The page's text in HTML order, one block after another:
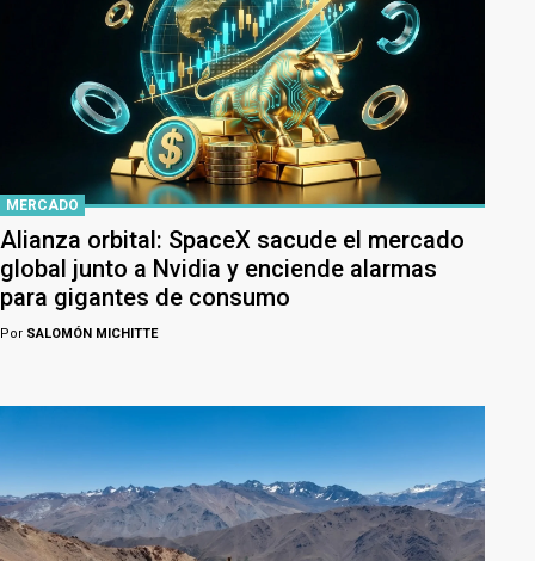
MERCADO
Alianza orbital: SpaceX sacude el mercado
global junto a Nvidia y enciende alarmas
para gigantes de consumo
Por SALOMÓN MICHITTE